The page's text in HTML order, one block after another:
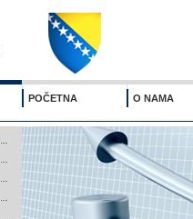
POČETNA O NAMA